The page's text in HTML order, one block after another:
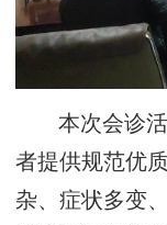
本次会诊
者提供规范优
杂、症状多变